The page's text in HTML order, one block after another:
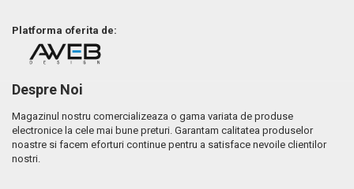
Platforma oferita de:
Despre Noi
Magazinul nostru comercializeaza o gama variata de produse
electronice la cele mai bune preturi. Garantam calitatea produselor
noastre si facem eforturi continue pentru a satisface nevoile clientilor
nostri.